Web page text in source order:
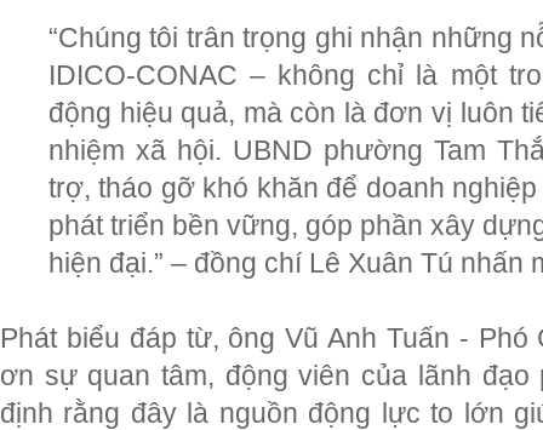
“Chúng tôi trân trọng ghi nhận những
IDICO-CONAC – không chỉ là một
động hiệu quả, mà còn là đơn vị luôn
nhiệm xã hội. UBND phường Tam
trợ, tháo gỡ khó khăn để doanh
phát triển bền vững, góp phần xây
hiện đại.” – đồng chí Lê Xuân Tú nhấn
Phát biểu đáp từ, ông Vũ Anh Tuấn - Phó
ơn sự quan tâm, động viên của lãnh đạo
định rằng đây là nguồn động lực to lớn